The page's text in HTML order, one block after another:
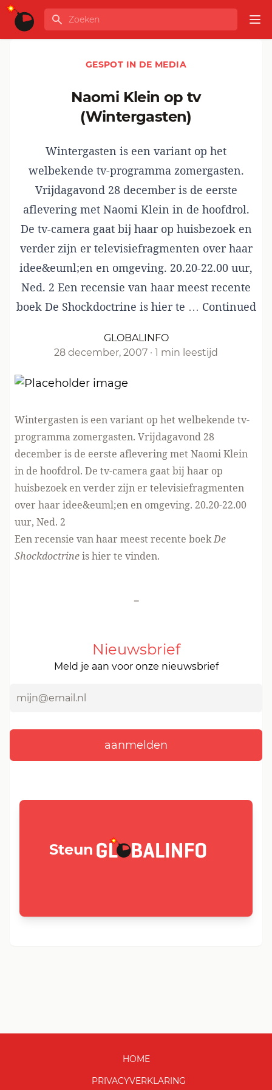
Ga naar de inhoud
GLOBALINFO
Zoeken
GESPOT IN DE MEDIA
Naomi Klein op tv
(Wintergasten)
Wintergasten is een variant op het
welbekende tv-programma zomergasten.
Vrijdagavond 28 december is de eerste
aflevering met Naomi Klein in de hoofdrol.
De tv-camera gaat bij haar op huisbezoek en
verder zijn er televisiefragmenten over haar
idee&euml;en en omgeving. 20.20-22.00 uur,
Ned. 2 Een recensie van haar meest recente
boek De Shockdoctrine is hier te … Continued
GLOBALINFO
28 december, 2007 · 1 min leestijd
Wintergasten is een variant op het welbekende tv-
programma zomergasten. Vrijdagavond 28
december is de eerste aflevering met Naomi Klein
in de hoofdrol. De tv-camera gaat bij haar op
huisbezoek en verder zijn er televisiefragmenten
over haar idee&euml;en en omgeving. 20.20-22.00
uur, Ned. 2
Een recensie van haar meest recente boekDe
Shockdoctrineishier te vinden.
-
Nieuwsbrief
Meld je aan voor onze nieuwsbrief
Steun GLOBALINFO.nl
HOME
PRIVACYVERKLARING